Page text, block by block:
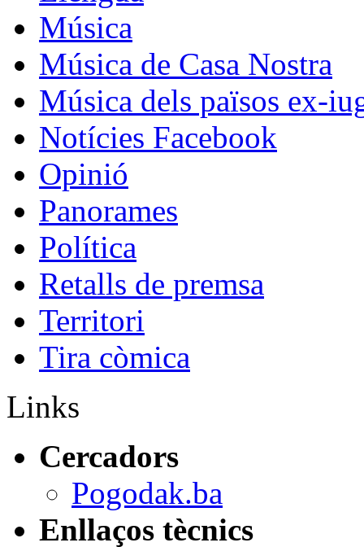
Música
Música de Casa Nostra
Música dels països ex-
Notícies Facebook
Opinió
Panorames
Política
Retalls de premsa
Territori
Tira còmica
Links
Cercadors
Pogodak.ba
Enllaços tècnics